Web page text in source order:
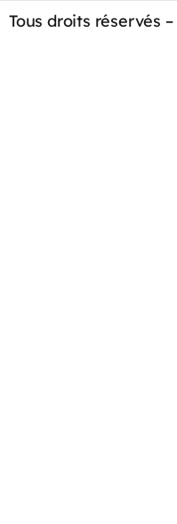
Tous droits réservés –